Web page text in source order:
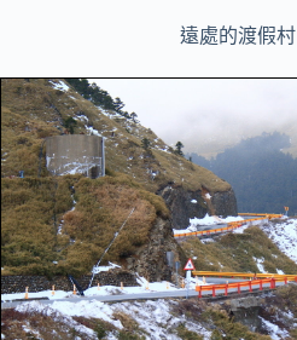
遠處的渡假村